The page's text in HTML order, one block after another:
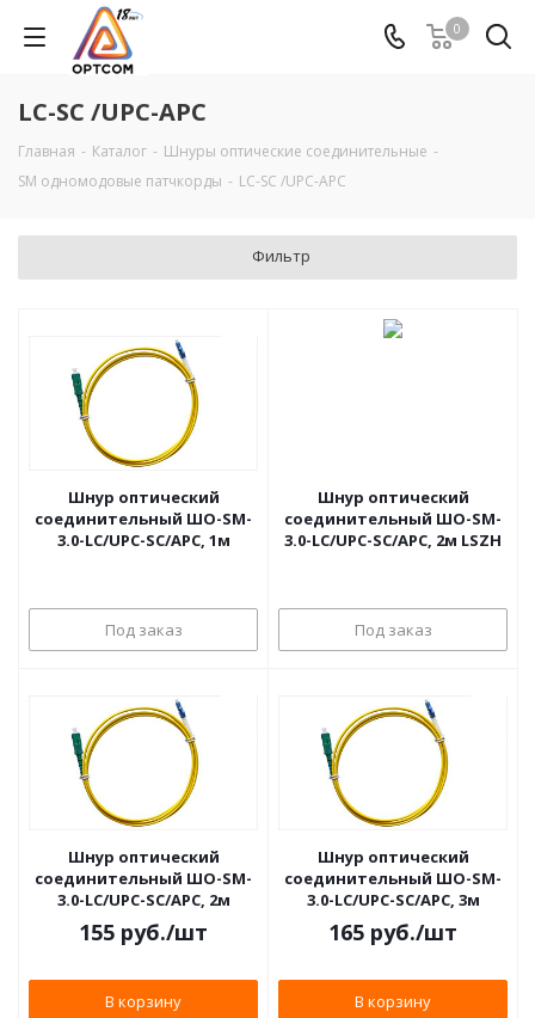
0
LC-SC /UPC-APC
Главная - Каталог - Шнуры оптические соединительные -
SM одномодовые патчкорды - LC-SC /UPC-APC
Фильтр
Шнур оптический
соединительный ШО-SM-
3.0-LC/UPC-SC/APC, 1м
Под заказ
Шнур оптический
соединительный ШО-SM-
3.0-LC/UPC-SC/APC, 2м LSZH
Под заказ
Шнур оптический
соединительный ШО-SM-
3.0-LC/UPC-SC/APC, 2м
155 руб./шт
В корзину
Шнур оптический
соединительный ШО-SM-
3.0-LC/UPC-SC/APC, 3м
165 руб./шт
В корзину